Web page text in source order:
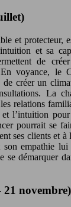
et protecteur,
et sa
de
voyance, le
de créer un
La
relations
l’intuition pour
pourrait se
ses clients et
empathie lui
se démarquer
21 novembre)